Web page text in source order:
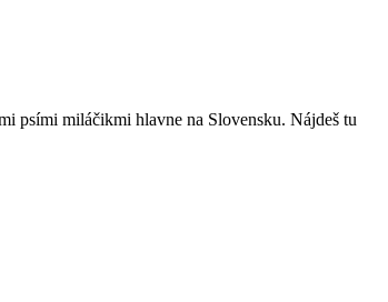
psími miláčikmi hlavne na Slovensku. Nájdeš tu